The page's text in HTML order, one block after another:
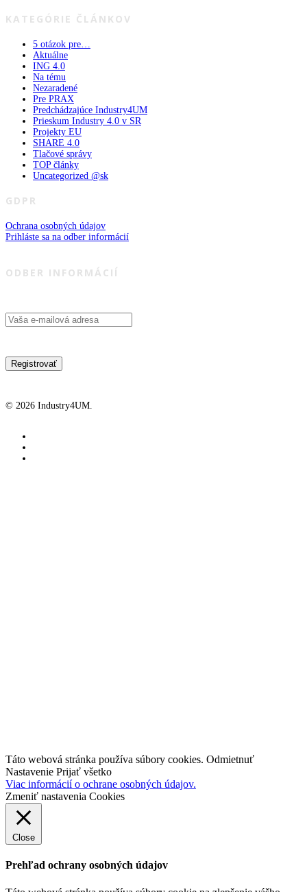
KATEGÓRIE ČLÁNKOV
5 otázok pre…
Aktuálne
ING 4.0
Na tému
Nezaradené
Pre PRAX
Predchádzajúce Industry4UM
Prieskum Industry 4.0 v SR
Projekty EU
SHARE 4.0
Tlačové správy
TOP články
Uncategorized @sk
GDPR
Ochrana osobných údajov
Prihláste sa na odber informácií
ODBER INFORMÁCIÍ
© 2026 Industry4UM.
Táto webová stránka používa súbory cookies. Odmietnuť
Nastavenie Prijať všetko
Viac informácií o ochrane osobných údajov.
Zmeniť nastavenia Cookies
Close
Prehľad ochrany osobných údajov